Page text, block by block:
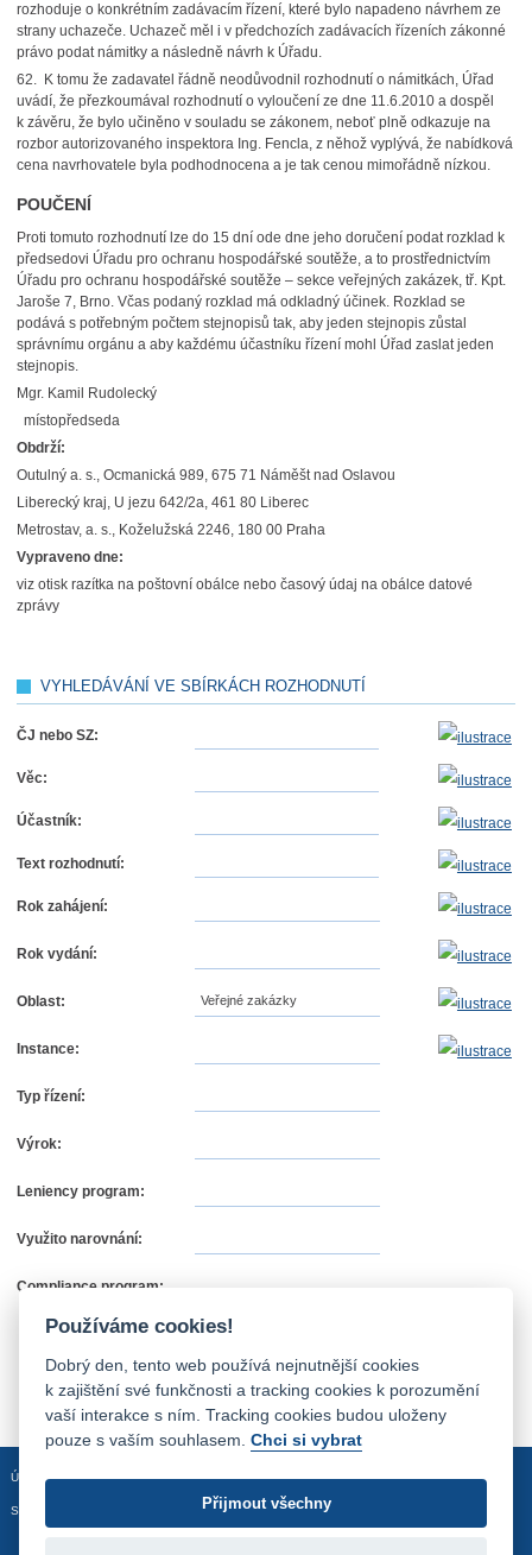
rozhoduje o konkrétním zadávacím řízení, které bylo napadeno návrhem ze
strany uchazeče. Uchazeč měl i v předchozích zadávacích řízeních zákonné
právo podat námitky a následně návrh k Úřadu.
62. K tomu že zadavatel řádně neodůvodnil rozhodnutí o námitkách, Úřad
uvádí, že přezkoumával rozhodnutí o vyloučení ze dne 11.6.2010 a dospěl
k závěru, že bylo učiněno v souladu se zákonem, neboť plně odkazuje na
rozbor autorizovaného inspektora Ing. Fencla, z něhož vyplývá, že nabídková
cena navrhovatele byla podhodnocena a je tak cenou mimořádně nízkou.
POUČENÍ
Proti tomuto rozhodnutí lze do 15 dní ode dne jeho doručení podat rozklad k
předsedovi Úřadu pro ochranu hospodářské soutěže, a to prostřednictvím
Úřadu pro ochranu hospodářské soutěže – sekce veřejných zakázek, tř. Kpt.
Jaroše 7, Brno. Včas podaný rozklad má odkladný účinek. Rozklad se
podává s potřebným počtem stejnopisů tak, aby jeden stejnopis zůstal
správnímu orgánu a aby každému účastníku řízení mohl Úřad zaslat jeden
stejnopis.
Mgr. Kamil Rudolecký
místopředseda
Obdrží:
Outulný a. s., Ocmanická 989, 675 71 Náměšt nad Oslavou
Liberecký kraj, U jezu 642/2a, 461 80 Liberec
Metrostav, a. s., Koželužská 2246, 180 00 Praha
Vypraveno dne:
viz otisk razítka na poštovní obálce nebo časový údaj na obálce datové
zprávy
VYHLEDÁVÁNÍ VE SBÍRKÁCH ROZHODNUTÍ
ČJ nebo SZ:
Věc:
Účastník:
Text rozhodnutí:
Rok zahájení:
Rok vydání:
Oblast: Veřejné zakázky
Instance:
Typ řízení:
Výrok:
Leniency program:
Využito narovnání:
Compliance program:
Úvodní stránka Mapa stránek Prohlášení o přístupnosti
Sledujte nás:
Používáme cookies!
Dobrý den, tento web používá nejnutnější cookies
k zajištění své funkčnosti a tracking cookies k porozumění
vaší interakce s ním. Tracking cookies budou uloženy
pouze s vaším souhlasem.Chci si vybrat
Přijmout všechny